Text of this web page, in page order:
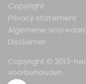
Copyright © 2013-
voorbehouden.
Copyright
Privacy statement
Algemene
Disclaimer